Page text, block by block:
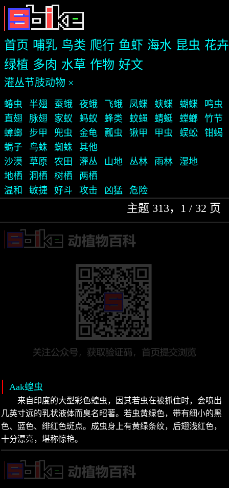
首页 哺乳 鸟类 爬行 鱼虾 海水 昆虫 花卉
绿植 多肉 水草 作物 好文
灌丛节肢动物 ×
蝽虫 半翅 蚕蛾 夜蛾 飞蛾 凤蝶 蛱蝶 蝴蝶
鸣虫
直翅
脉翅 家蚁 蚂蚁 蜂类 蚊蝇 蜻蜓 螳螂
竹节
蟑螂
步甲 兜虫 金龟 瓢虫 锹甲 甲虫 蜈蚣
钳蝎
蝎子
鸟蛛 蜘蛛
其他
沙漠
草原 农田 灌丛 山地 丛林 雨林
湿地
地栖
洞栖 树栖
两栖
温和
敏捷 好斗 攻击 凶猛 危险
主题 313，1 / 32 页
Aak蝗虫
来自印度的大型彩色蝗虫，因其若虫在被抓住时，会喷出
几英寸远的乳状液体而臭名昭著。若虫黄绿色，带有细小的黑
色、蓝色、绯红色斑点。成虫身上有黄绿条纹，后翅浅红色，
十分漂亮，堪称惊艳。